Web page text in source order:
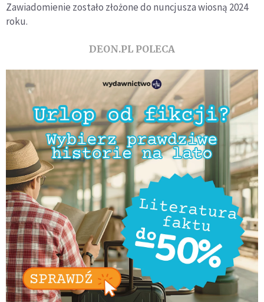
Zawiadomienie zostało złożone do nuncjusza wiosną 2024
roku.
DEON.PL POLECA